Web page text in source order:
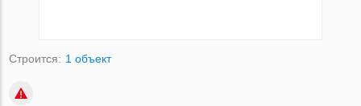
Строится: 1 объект